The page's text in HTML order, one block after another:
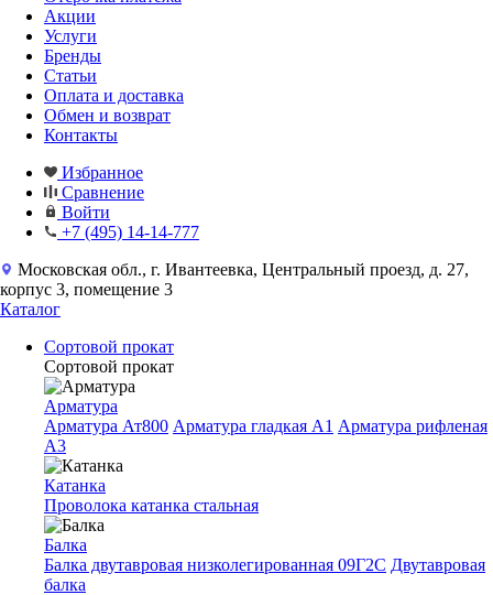
Акции
Услуги
Бренды
Статьи
Оплата и доставка
Обмен и возврат
Контакты
Избранное
Сравнение
Войти
+7 (495) 14-14-777
Московская обл., г. Ивантеевка, Центральный проезд, д. 27,
корпус 3, помещение 3
Каталог
Сортовой прокат
Сортовой прокат
Арматура
Арматура Ат800 Арматура гладкая A1 Арматура рифленая
A3
Катанка
Проволока катанка стальная
Балка
Балка двутавровая низколегированная 09Г2С Двутавровая
балка